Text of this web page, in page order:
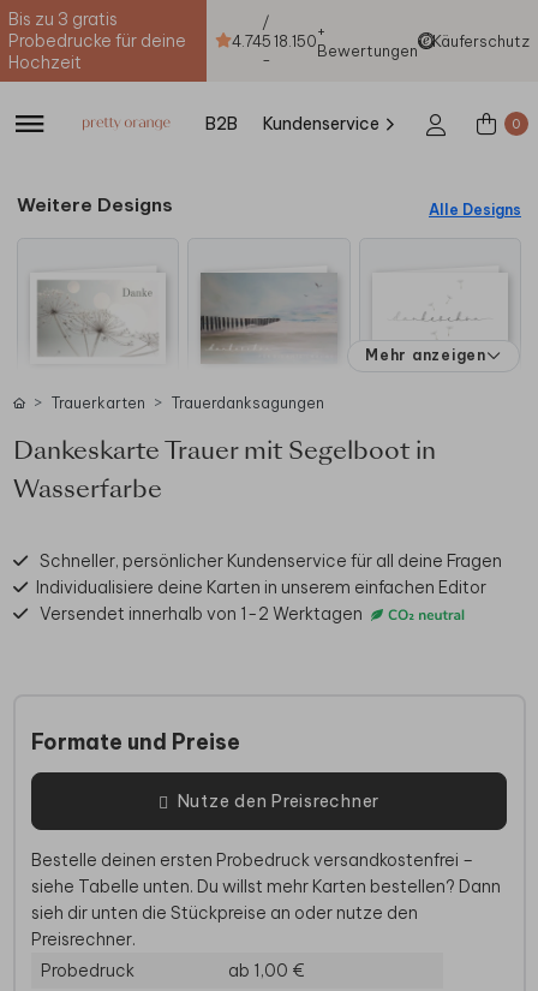
Bis zu 3 gratis
Probedrucke für deine
Hochzeit
4.74
/
5
-
18.150+
Bewertungen
Käuferschutz
B2B Kundenservice 0
Weitere Designs Alle Designs
Mehr anzeigen
Trauerkarten Trauerdanksagungen
Dankeskarte Trauer mit Segelboot in
Wasserfarbe
Schneller, persönlicher Kundenservice für all deine Fragen
Individualisiere deine Karten in unserem einfachen Editor
Versendet innerhalb von 1-2 Werktagen
Formate und Preise
Nutze den Preisrechner
Bestelle deinen ersten Probedruck versandkostenfrei –
siehe Tabelle unten. Du willst mehr Karten bestellen? Dann
sieh dir unten die Stückpreise an oder nutze den
Preisrechner.
Probedruck
ab 1,00 €